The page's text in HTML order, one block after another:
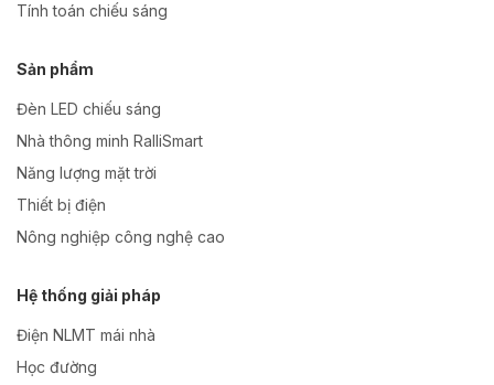
Tính toán chiếu sáng
Sản phẩm
Đèn LED chiếu sáng
Nhà thông minh RalliSmart
Năng lượng mặt trời
Thiết bị điện
Nông nghiệp công nghệ cao
Hệ thống giải pháp
Điện NLMT mái nhà
Học đường